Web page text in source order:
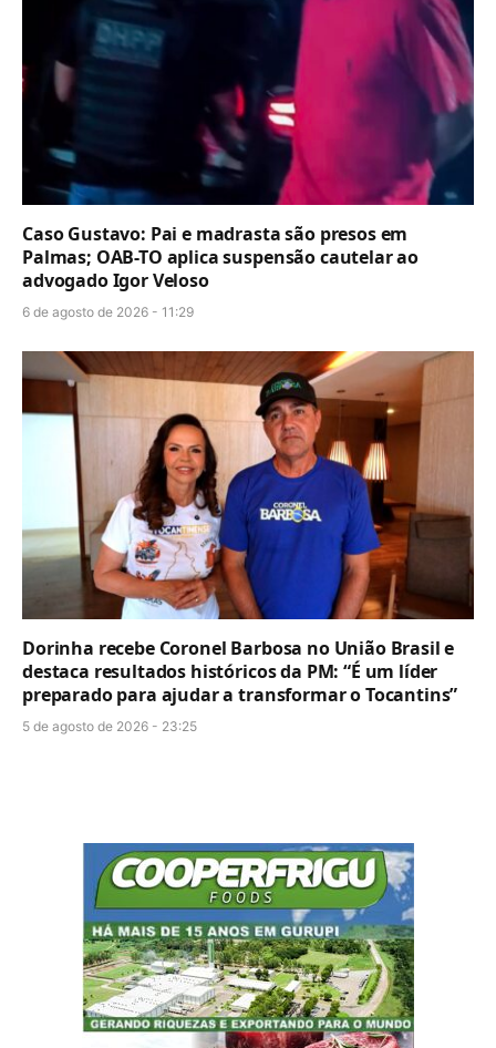
Caso Gustavo: Pai e madrasta são presos em
Palmas; OAB-TO aplica suspensão cautelar ao
advogado Igor Veloso
6 de agosto de 2026 - 11:29
Dorinha recebe Coronel Barbosa no União Brasil e
destaca resultados históricos da PM: “É um líder
preparado para ajudar a transformar o Tocantins”
5 de agosto de 2026 - 23:25